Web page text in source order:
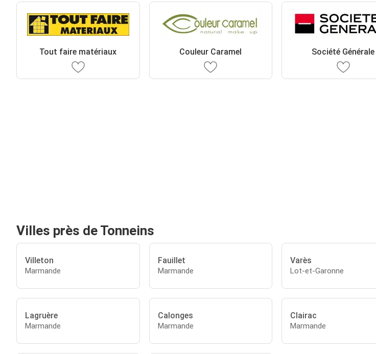
Tout faire matériaux Couleur Caramel Société Générale
Villes près de Tonneins
Villeton
Marmande
Fauillet
Marmande
Varès
Lot-et-Garonne
Lagruère
Marmande
Calonges
Marmande
Clairac
Marmande